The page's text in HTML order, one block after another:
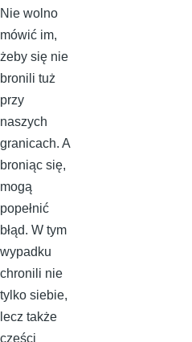
Nie wolno
mówić im,
żeby się nie
bronili tuż
przy
naszych
granicach. A
broniąc się,
mogą
popełnić
błąd. W tym
wypadku
chronili nie
tylko siebie,
lecz także
części